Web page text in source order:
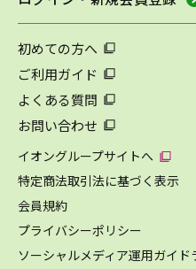
初めての方へ
ご利用ガイド
よくある質問
お問い合わせ
イオングループサイトへ
特定商法取引法に基づく表示
会員規約
プライバシーポリシー
ソーシャルメディア運用ガイド